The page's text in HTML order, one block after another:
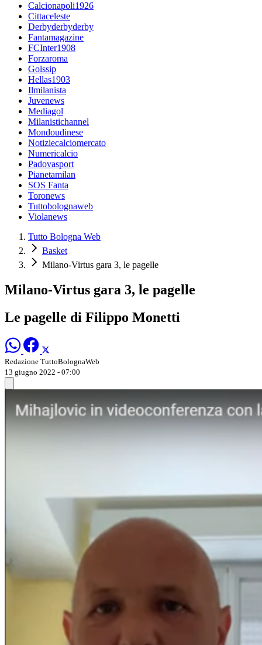
Calcionapoli1926
Cittaceleste
Derbyderbyderby
Fantamagazine
FCInter1908
Forzaroma
Golssip
Hellas1903
Ilmilanista
Juvenews
Mediagol
Milanistichannel
Mondoudinese
Notiziecalciomercato
Numericalcio
Padovasport
Pianetamilan
SOS Fanta
Toronews
Tuttobolognaweb
Violanews
Tutto Bologna Web
Basket
Milano-Virtus gara 3, le pagelle
Milano-Virtus gara 3, le pagelle
Le pagelle di Filippo Monetti
Redazione TuttoBolognaWeb
13 giugno 2022 - 07:00